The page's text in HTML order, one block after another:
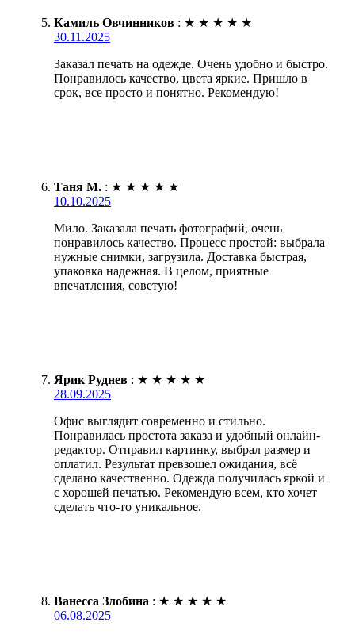
Камиль Овчинников : ★ ★ ★ ★ ★
30.11.2025
Заказал печать на одежде. Очень удобно и быстро.
Понравилось качество, цвета яркие. Пришло в
срок, все просто и понятно. Рекомендую!
Таня М. : ★ ★ ★ ★ ★
10.10.2025
Мило. Заказала печать фотографий, очень
понравилось качество. Процесс простой: выбрала
нужные снимки, загрузила. Доставка быстрая,
упаковка надежная. В целом, приятные
впечатления, советую!
Ярик Руднев : ★ ★ ★ ★ ★
28.09.2025
Офис выглядит современно и стильно.
Понравилась простота заказа и удобный онлайн-
редактор. Отправил картинку, выбрал размер и
оплатил. Результат превзошел ожидания, всё
сделано качественно. Одежда получилась яркой и
с хорошей печатью. Рекомендую всем, кто хочет
сделать что-то уникальное.
Ванесса Злобина : ★ ★ ★ ★ ★
06.08.2025